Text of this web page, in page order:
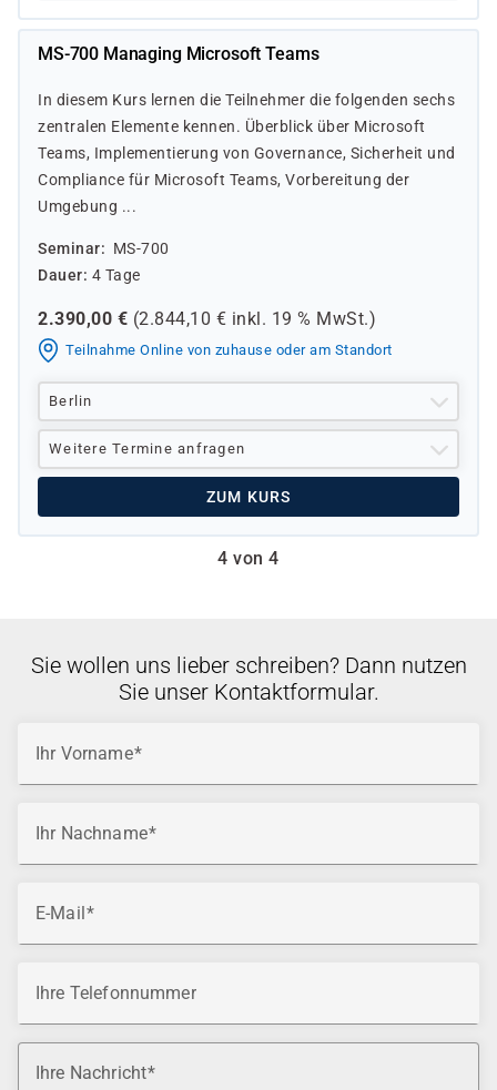
MS-700 Managing Microsoft Teams
In diesem Kurs lernen die Teilnehmer die folgenden sechs
zentralen Elemente kennen. Überblick über Microsoft
Teams, Implementierung von Governance, Sicherheit und
Compliance für Microsoft Teams, Vorbereitung der
Umgebung ...
Seminar
MS-700
Dauer 4 Tage
2.390,00 € (2.844,10 € inkl. 19 % MwSt.)
Teilnahme Online von zuhause oder am Standort
Berlin
Weitere Termine anfragen
ZUM KURS
4 von 4
Sie wollen uns lieber schreiben? Dann nutzen
Sie unser Kontaktformular.
Ihr Vorname
Ihr Nachname
E-Mail
Ihre Telefonnummer
Ihre Nachricht